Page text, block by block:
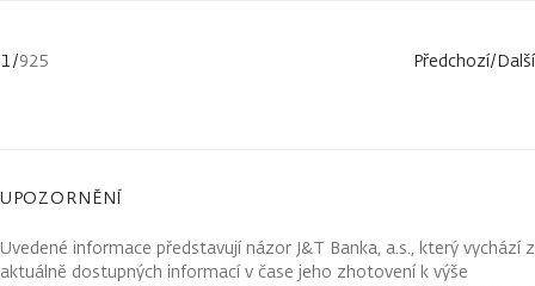
1/925 Předchozí/Další
UPOZORNĚNÍ
Uvedené informace představují názor J&T Banka, a.s., který vychází z
aktuálně dostupných informací v čase jeho zhotovení k výše